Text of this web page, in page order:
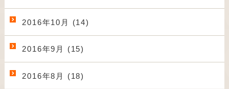
2016年10月 (14)
2016年9月 (15)
2016年8月 (18)